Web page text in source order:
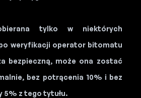
tylko w niektórych
weryfikacji operator bitomatu
bezpieczną, może ona zostać
bez potrącenia 10% i bez
5% z tego tytułu.